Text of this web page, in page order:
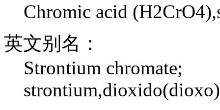
Chromic acid
英文别名：
Strontium chromate;